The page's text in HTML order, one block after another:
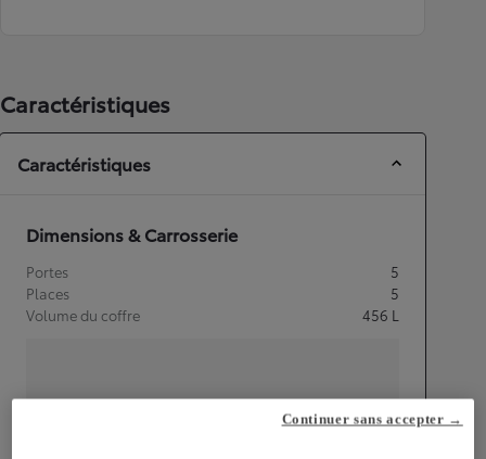
Caractéristiques
Caractéristiques
Dimensions & Carrosserie
Portes
5
Places
5
Volume du coffre
456 L
Continuer sans accepter →